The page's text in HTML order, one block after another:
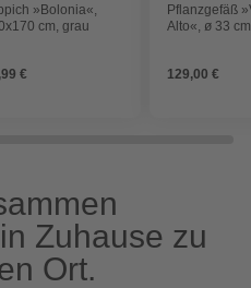
»Bolonia«,
cm, grau
€
Pflanzgefäß
Alto«, ø 33
129,00 €
Zuhause zu
Ort.